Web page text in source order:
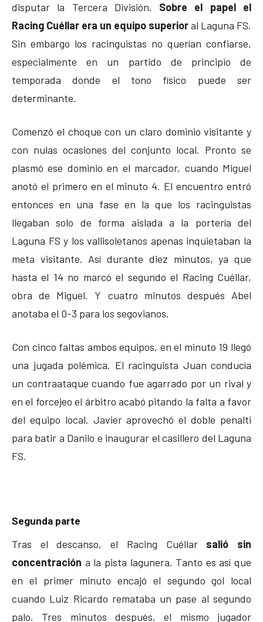
disputar la Tercera División. Sobre el papel el
Racing Cuéllar era un equipo superioral Laguna FS.
Sin embargo los racinguistas no querían confiarse,
especialmente en un partido de principio de
temporada donde el tono físico puede ser
determinante.
Comenzó el choque con un claro dominio visitante y
con nulas ocasiones del conjunto local. Pronto se
plasmó ese dominio en el marcador, cuando Miguel
anotó el primero en el minuto 4. El encuentro entró
entonces en una fase en la que los racinguistas
llegaban solo de forma aislada a la portería del
Laguna FS y los vallisoletanos apenas inquietaban la
meta visitante. Así durante diez minutos, ya que
hasta el 14 no marcó el segundo el Racing Cuéllar,
obra de Miguel. Y cuatro minutos después Abel
anotaba el 0-3 para los segovianos.
Con cinco faltas ambos equipos, en el minuto 19 llegó
una jugada polémica. El racinguista Juan conducía
un contraataque cuando fue agarrado por un rival y
en el forcejeo el árbitro acabó pitando la falta a favor
del equipo local. Javier aprovechó el doble penalti
para batir a Danilo e inaugurar el casillero del Laguna
FS.
Segunda parte
Tras el descanso, el Racing Cuéllar salió sin
concentración a la pista lagunera. Tanto es así que
en el primer minuto encajó el segundo gol local
cuando Luiz Ricardo remataba un pase al segundo
palo. Tres minutos después, el mismo jugador